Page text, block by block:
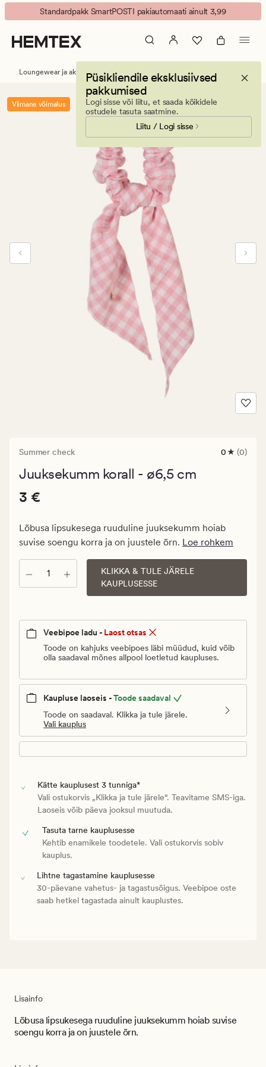
Summer
check
Juuksekumm
korall
Animated
banner.
Press
ESCAPE
Standardpakk SmartPOSTI pakiautomaati ainult 3,99
Püsikliendile eksklusiivsed
pakkumised
Logi sisse või liitu, et saada kõikidele
ostudele tasuta saatmine.
Liitu / Logi sisse
Loungewear ja aksessuaarid Juukseaksessuaarid
Viimane võimalus
Summer check
0
0 (0)
Juuksekumm korall - ø6,5 cm
Pris_ee
Vanlig
3
Pris_ee
3 €
Lõbusa lipsukesega ruuduline juuksekumm hoiab
suvise soengu korra ja on juustele õrn. Loe rohkem
Kogus
KLIKKA & TULE JÄRELE
KAUPLUSESSE
Veebipoe ladu - Laost otsas
Toode on kahjuks veebipoes läbi müüdud, kuid võib
olla saadaval mõnes allpool loetletud kaupluses.
Kaupluse laoseis -Toode saadaval
Toode on saadaval. Klikka ja tule järele.
Vali kauplus
Kätte kauplusest 3 tunniga*
Vali ostukorvis „Klikka ja tule järele“. Teavitame SMS-iga.
Laoseis võib päeva jooksul muutuda.
Tasuta tarne kauplusesse
Kehtib enamikele toodetele. Vali ostukorvis sobiv
kauplus.
Lihtne tagastamine kauplusesse
30-päevane vahetus- ja tagastusõigus. Veebipoe oste
saab hetkel tagastada ainult kauplustes.
Lisainfo
Lõbusa lipsukesega ruuduline juuksekumm hoiab suvise
soengu korra ja on juustele õrn.